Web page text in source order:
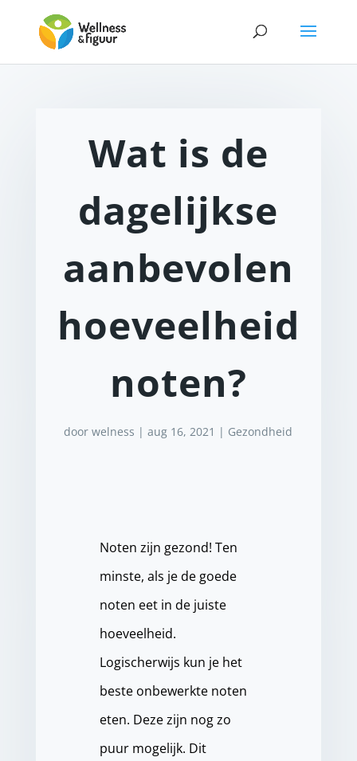
Wat is de
dagelijkse
aanbevolen
hoeveelheid
noten?
doorwelness |aug 16, 2021 | Gezondheid
Noten zijn gezond! Ten
minste, als je de goede
noten eet in de juiste
hoeveelheid.
Logischerwijs kun je het
beste onbewerkte noten
eten. Deze zijn nog zo
puur mogelijk. Dit